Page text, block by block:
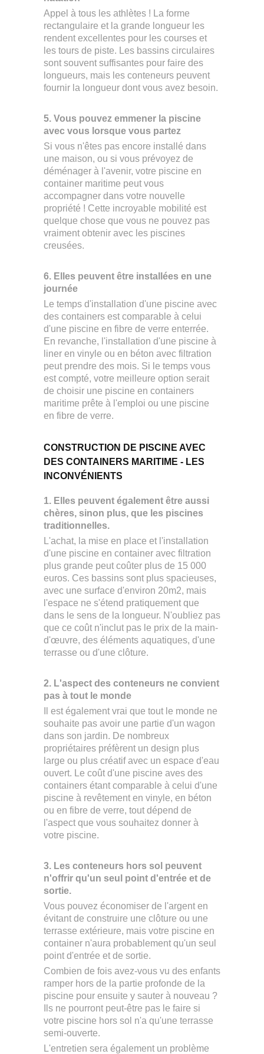
Appel à tous les athlètes ! La forme
rectangulaire et la grande longueur les
rendent excellentes pour les courses et
les tours de piste. Les bassins circulaires
sont souvent suffisantes pour faire des
longueurs, mais les conteneurs peuvent
fournir la longueur dont vous avez besoin.
5. Vous pouvez emmener la piscine
avec vous lorsque vous partez
Si vous n'êtes pas encore installé dans
une maison, ou si vous prévoyez de
déménager à l'avenir, votre piscine en
container maritime peut vous
accompagner dans votre nouvelle
propriété ! Cette incroyable mobilité est
quelque chose que vous ne pouvez pas
vraiment obtenir avec les piscines
creusées.
6. Elles peuvent être installées en une
journée
Le temps d'installation d'une piscine avec
des containers est comparable à celui
d'une piscine en fibre de verre enterrée.
En revanche, l'installation d'une piscine à
liner en vinyle ou en béton avec filtration
peut prendre des mois. Si le temps vous
est compté, votre meilleure option serait
de choisir une piscine en containers
maritime prête à l'emploi ou une piscine
en fibre de verre.
CONSTRUCTION DE PISCINE AVEC
DES CONTAINERS MARITIME - LES
INCONVÉNIENTS
1. Elles peuvent également être aussi
chères, sinon plus, que les piscines
traditionnelles.
L'achat, la mise en place et l'installation
d'une piscine en container avec filtration
plus grande peut coûter plus de 15 000
euros. Ces bassins sont plus spacieuses,
avec une surface d'environ 20m2, mais
l'espace ne s'étend pratiquement que
dans le sens de la longueur. N'oubliez pas
que ce coût n'inclut pas le prix de la main-
d'œuvre, des éléments aquatiques, d'une
terrasse ou d'une clôture.
2. L'aspect des conteneurs ne convient
pas à tout le monde
Il est également vrai que tout le monde ne
souhaite pas avoir une partie d'un wagon
dans son jardin. De nombreux
propriétaires préfèrent un design plus
large ou plus créatif avec un espace d'eau
ouvert. Le coût d'une piscine aves des
containers étant comparable à celui d'une
piscine à revêtement en vinyle, en béton
ou en fibre de verre, tout dépend de
l'aspect que vous souhaitez donner à
votre piscine.
3. Les conteneurs hors sol peuvent
n'offrir qu'un seul point d'entrée et de
sortie.
Vous pouvez économiser de l'argent en
évitant de construire une clôture ou une
terrasse extérieure, mais votre piscine en
container n'aura probablement qu'un seul
point d'entrée et de sortie.
Combien de fois avez-vous vu des enfants
ramper hors de la partie profonde de la
piscine pour ensuite y sauter à nouveau ?
Ils ne pourront peut-être pas le faire si
votre piscine hors sol n'a qu'une terrasse
semi-ouverte.
L'entretien sera également un problème